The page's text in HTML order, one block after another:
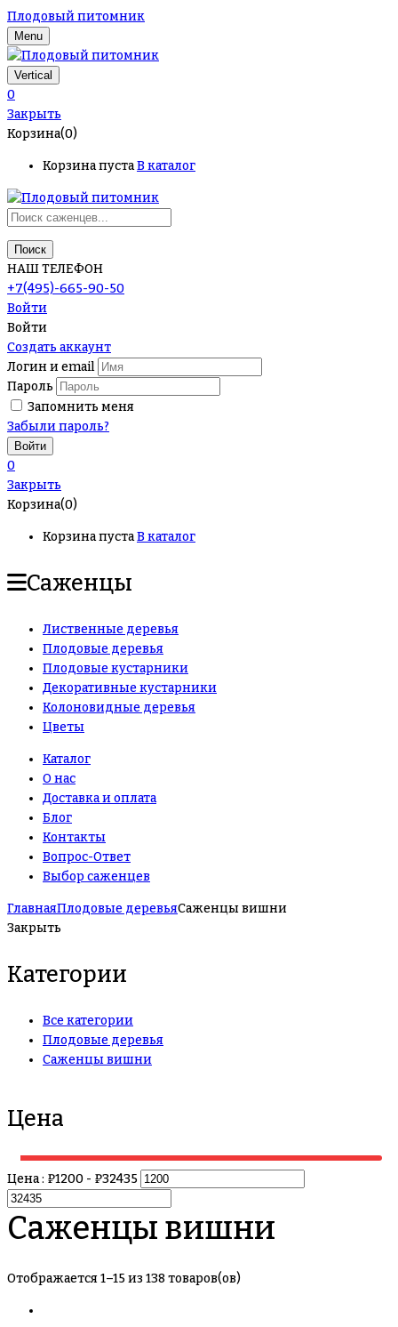
Плодовый питомник
Menu
Vertical
0
Закрыть
Корзина(0)
Корзина пустаВ каталог
Поиск
НАШ ТЕЛЕФОН
+7(495)-665-90-50
Войти
Войти
Создать аккаунт
Логин и email
Пароль
Запомнить меня
Забыли пароль?
0
Закрыть
Корзина(0)
Корзина пустаВ каталог
Саженцы
Лиственные деревья
Плодовые деревья
Плодовые кустарники
Декоративные кустарники
Колоновидные деревья
Цветы
Каталог
О нас
Доставка и оплата
Блог
Контакты
Вопрос-Ответ
Выбор саженцев
ГлавнаяПлодовые деревьяСаженцы вишни
Закрыть
Категории
Все категории
Плодовые деревья
Саженцы вишни
Цена
Цена : ₽1200 - ₽32435
Саженцы вишни
Отображается 1–15 из 138 товаров(ов)